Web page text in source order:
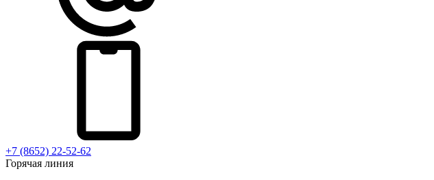
+7 (8652) 22-52-62
Горячая линия